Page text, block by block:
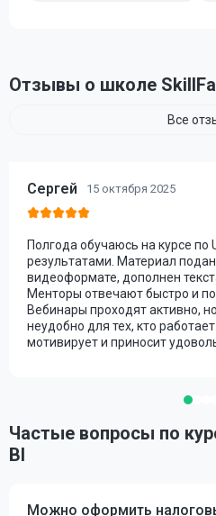
Отзывы о школе
Все
Сергей 15 октября 2025
Полгода обучаюсь на курсе по
результатами. Материал
видеоформате, дополнен
Менторы отвечают быстро и
Вебинары проходят активно,
неудобно для тех, кто
мотивирует и приносит
Частые вопросы по
BI
Можно оформить